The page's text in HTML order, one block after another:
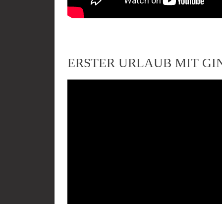
ERSTER URLAUB MIT